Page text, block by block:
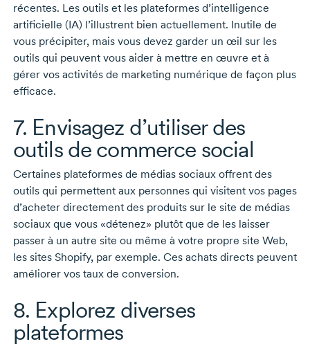
récentes. Les outils et les plateformes d’intelligence
artificielle (IA) l’illustrent bien actuellement. Inutile de
vous précipiter, mais vous devez garder un œil sur les
outils qui peuvent vous aider à mettre en œuvre et à
gérer vos activités de marketing numérique de façon plus
efficace.
7. Envisagez d’utiliser des
outils de commerce social
Certaines plateformes de médias sociaux offrent des
outils qui permettent aux personnes qui visitent vos pages
d’acheter directement des produits sur le site de médias
sociaux que vous «détenez» plutôt que de les laisser
passer à un autre site ou même à votre propre site Web,
les sites Shopify, par exemple. Ces achats directs peuvent
améliorer vos taux de conversion.
8. Explorez diverses
plateformes